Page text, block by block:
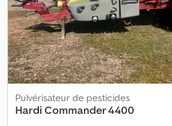
(K50), pare-saletés/ailes de protection.
largeur de travail : 27 m, eau claire,
40 km/h, arbre de transmission, éclairage,
le client. Dsdpfxszdhp Hj Acnskr
Pulvérisateur de pesticides
HardiCommander 4400